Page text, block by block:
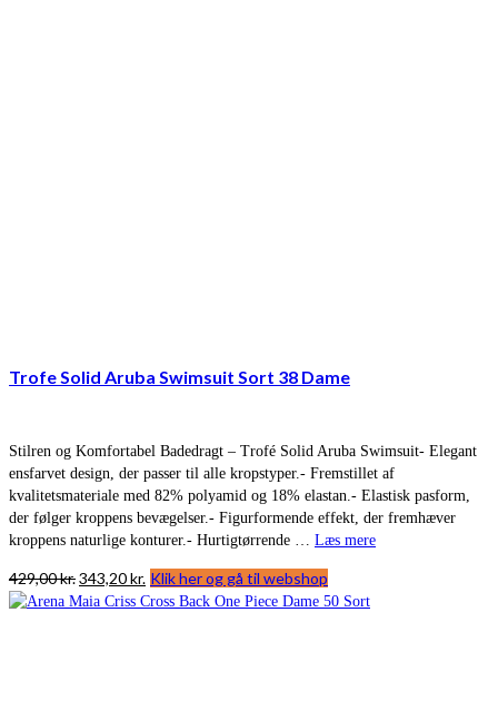
Trofe Solid Aruba Swimsuit Sort 38 Dame
Stilren og Komfortabel Badedragt – Trofé Solid Aruba Swimsuit- Elegant
ensfarvet design, der passer til alle kropstyper.- Fremstillet af
kvalitetsmateriale med 82% polyamid og 18% elastan.- Elastisk pasform,
der følger kroppens bevægelser.- Figurformende effekt, der fremhæver
kroppens naturlige konturer.- Hurtigtørrende … Læs mere
429,00kr.Den
oprindelige
343,20kr. Den
aktuelle
Klik her og gå til webshop